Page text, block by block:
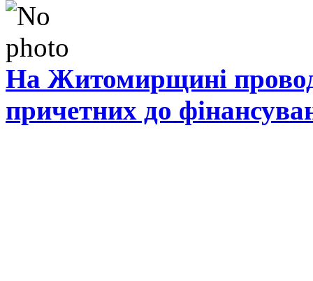
На Житомирщині
причетних до